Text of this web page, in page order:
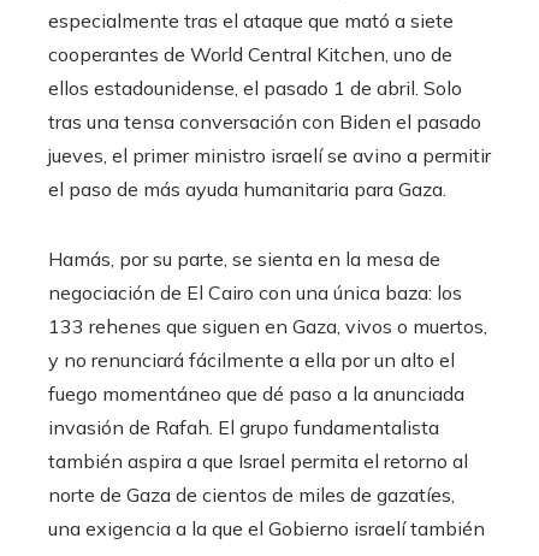
especialmente tras el ataque que mató a siete
cooperantes de World Central Kitchen, uno de
ellos estadounidense, el pasado 1 de abril. Solo
tras una tensa conversación con Biden el pasado
jueves, el primer ministro israelí se avino a permitir
el paso de más ayuda humanitaria para Gaza.
Hamás, por su parte, se sienta en la mesa de
negociación de El Cairo con una única baza: los
133 rehenes que siguen en Gaza, vivos o muertos,
y no renunciará fácilmente a ella por un alto el
fuego momentáneo que dé paso a la anunciada
invasión de Rafah. El grupo fundamentalista
también aspira a que Israel permita el retorno al
norte de Gaza de cientos de miles de gazatíes,
una exigencia a la que el Gobierno israelí también